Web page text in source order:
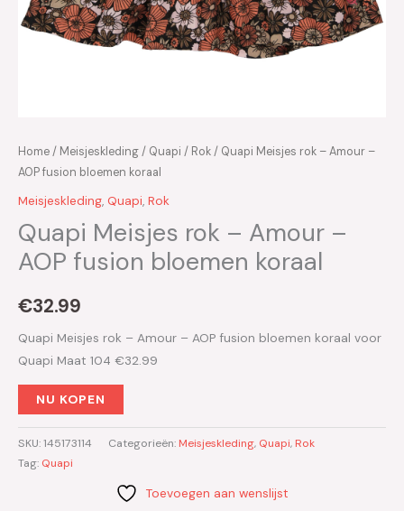
Home/ Meisjeskleding/ Quapi / Rok/ Quapi Meisjes rok – Amour –
AOP fusion bloemen koraal
Meisjeskleding, Quapi, Rok
Quapi Meisjes rok – Amour –
AOP fusion bloemen koraal
€32.99
Quapi Meisjes rok – Amour – AOP fusion bloemen koraal voor
Quapi Maat 104 €32.99
NU KOPEN
SKU:145173114 Categorieën: Meisjeskleding, Quapi, Rok
Tag: Quapi
Toevoegen aan wenslijst